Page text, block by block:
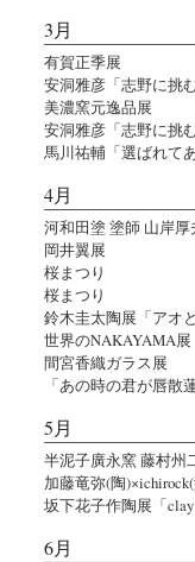
3月
有賀正季展
安洞雅彦「志野に挑む
美濃窯元逸品展
安洞雅彦「志野に挑む
馬川祐輔「選ばれて
4月
河和田塗 塗師 山岸
岡井翼展
桜まつり
桜まつり
鈴木圭太陶展「アオ
世界のNAKAYAMA展
間宮香織ガラス展
「あの時の君が唇散
5月
半泥子廣永窯 藤村
加藤竜弥(陶
坂下花子作陶展「clay
6月